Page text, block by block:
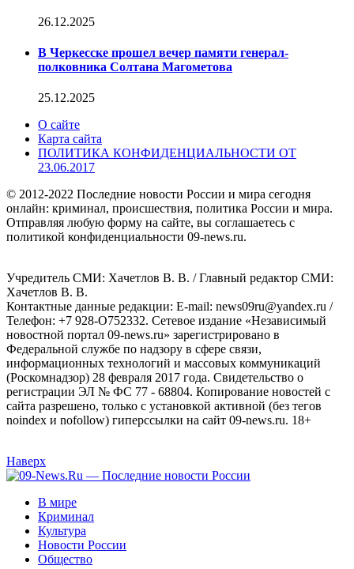
26.12.2025
В Черкесске прошел вечер памяти генерал-
полковника Солтана Магометова
25.12.2025
О сайте
Карта сайта
ПОЛИТИКА КОНФИДЕНЦИАЛЬНОСТИ ОТ
23.06.2017
© 2012-2022 Последние новости России и мира сегодня
онлайн: криминал, происшествия, политика России и мира.
Отправляя любую форму на сайте, вы соглашаетесь с
политикой конфиденциальности 09-news.ru.
Учредитель СМИ: Хaчeтлoв B. B. / Главный редактор СМИ:
Хaчeтлoв B. B.
Контактные данные редакции: E-mail: news09ru@yandex.ru /
Телефон: +7 928-O752332. Сетевое издание «Независимый
новостной портал 09-news.ru» зарегистрировано в
Федеральной службе по надзору в сфере связи,
информационных технологий и массовых коммуникаций
(Роскомнадзор) 28 февраля 2017 года. Свидетельство о
регистрации ЭЛ № ФС 77 - 68804. Копирование новостей с
сайта разрешено, только с установкой активной (без тегов
noindex и nofollow) гиперссылки на сайт 09-news.ru. 18+
Наверх
В мире
Криминал
Культура
Новости России
Общество